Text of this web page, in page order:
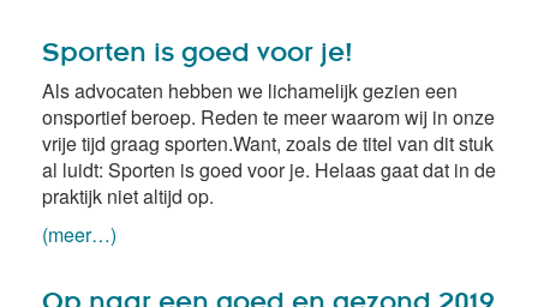
Sporten is goed voor je!
Als advocaten hebben we lichamelijk gezien een
onsportief beroep. Reden te meer waarom wij in onze
vrije tijd graag sporten.Want, zoals de titel van dit stuk
al luidt: Sporten is goed voor je. Helaas gaat dat in de
praktijk niet altijd op.
(meer…)
Op naar een goed en gezond 2019